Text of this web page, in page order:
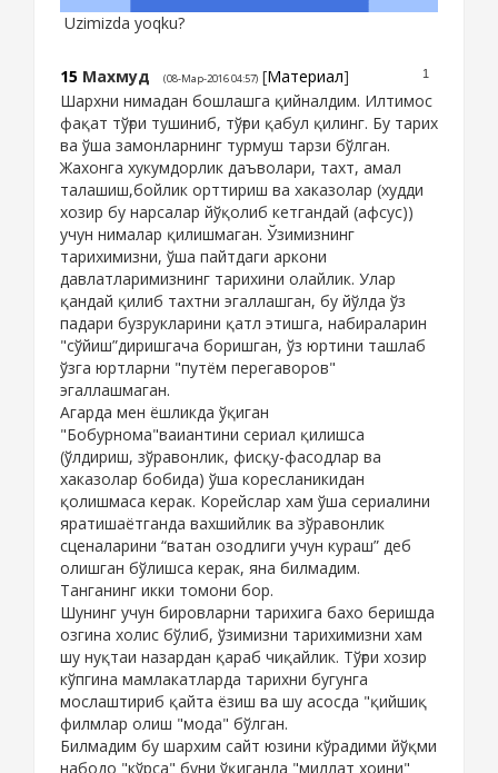
Uzimizda yoqku?
1
15 Махмуд (08-Мар-2016 04:57) [Материал]
Шархни нимадан бошлашга қийналдим. Илтимос
фақат тўғри тушиниб, тўғри қабул қилинг. Бу тарих
ва ўша замонларнинг турмуш тарзи бўлган.
Жахонга хукумдорлик даъволари, тахт, амал
талашиш,бойлик орттириш ва хаказолар (худди
хозир бу нарсалар йўқолиб кетгандай (афсус))
учун нималар қилишмаган. Ўзимизнинг
тарихимизни, ўша пайтдаги аркони
давлатларимизнинг тарихини олайлик. Улар
қандай қилиб тахтни эгаллашган, бу йўлда ўз
падари бузрукларини қатл этишга, набираларин
"сўйиш”диришгача боришган, ўз юртини ташлаб
ўзга юртларни "путём перегаворов"
эгаллашмаган.
Агарда мен ёшликда ўқиган
"Бобурнома"ваиантини сериал қилишса
(ўлдириш, зўравонлик, фисқу-фасодлар ва
хаказолар бобида) ўша коресланикидан
қолишмаса керак. Корейслар хам ўша сериалини
яратишаётганда вахшийлик ва зўравонлик
сценаларини “ватан озодлиги учун кураш” деб
олишган бўлишса керак, яна билмадим.
Танганинг икки томони бор.
Шунинг учун бировларни тарихига бахо беришда
озгина холис бўлиб, ўзимизни тарихимизни хам
шу нуқтаи назардан қараб чиқайлик. Тўғри хозир
кўпгина мамлакатларда тарихни бугунга
мослаштириб қайта ёзиш ва шу асосда "қийшиқ
филмлар олиш "мода" бўлган.
Билмадим бу шархим сайт юзини кўрадими йўқми
набодо "кўрса" буни ўқиганла "миллат хоини"